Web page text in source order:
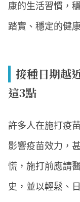
康的生活習慣，
踏實、穩定的健
接種日期越
這3點
許多人在施打疫
影響疫苗效力，
慌，施打前應請
史，並以輕鬆、